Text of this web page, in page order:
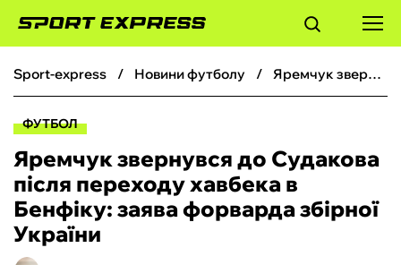
ФУТБОЛ
БОКС
ХОКЕЙ
sport-express новини футболу Яремчук звернувся до Судакова після переходу хавбека в Бенфіку: заява форварда збірної України
ФУТБОЛ
Яремчук звернувся до Судакова
після переходу хавбека в
Бенфіку: заява форварда збірної
України